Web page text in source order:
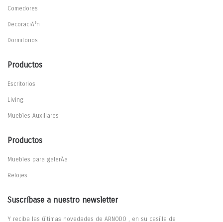
Comedores
DecoraciÃ³n
Dormitorios
Productos
Escritorios
Living
Muebles Auxiliares
Productos
Muebles para galerÃ­a
Relojes
Suscríbase a nuestro newsletter
Y reciba las últimas novedades de ARNODO , en su casilla de